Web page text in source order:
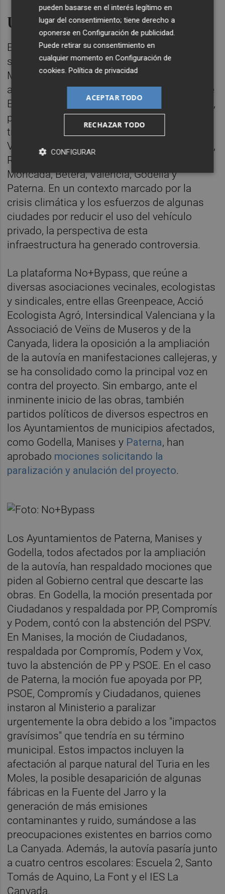
Un bypass polémico
En marzo de 2022, impulsado por Ábalos en
su etapa como ministro de Transportes,
Movilidad y Agenda Urbana (Mitma), se
adjudicó la expansión de la autovía A-7 entre
El Puig y Paterna, un tramo de 11 kilómetros,
por la suma de 144 millones de euros. Este
tramo, conocido como el bypass de
Valencia, atraviesa los municipios de El Puig,
Rafelbunyol, Massamagrell, Museros,
Moncada, Bétera, València, Godella y
Paterna. En un contexto marcado por la
crisis climática y los esfuerzos de algunas
ciudades por reducir el uso del vehículo
privado, la perspectiva de esta
infraestructura ha generado controversia.
La plataforma No+Bypass, que reúne a
diversas asociaciones vecinales, ecologistas
y sindicales, entre ellas Greenpeace, Acció
Ecologista Agró, Intersindical Valenciana y la
Associació de Veïns de Museros y de la
Canyada, lidera la oposición a la ampliación
de la autovía en manifestaciones callejeras, y
se ha consolidado como la principal voz en
contra del proyecto. Sin embargo, ante el
inminente inicio de las obras, también
partidos políticos de diversos espectros en
los Ayuntamientos de municipios afectados,
como Godella, Manises y Paterna, han
aprobado mociones solicitando la
paralización y anulación del proyecto.
Los Ayuntamientos de Paterna, Manises y
Godella, todos afectados por la ampliación
de la autovía, han respaldado mociones que
piden al Gobierno central que descarte las
obras. En Godella, la moción presentada por
Ciudadanos y respaldada por PP, Compromís
y Podem, contó con la abstención del PSPV.
En Manises, la moción de Ciudadanos,
respaldada por Compromís, Podem y Vox,
tuvo la abstención de PP y PSOE. En el caso
de Paterna, la moción fue apoyada por PP,
PSOE, Compromís y Ciudadanos, quienes
instaron al Ministerio a paralizar
urgentemente la obra debido a los "impactos
gravísimos" que tendría en su término
municipal. Estos impactos incluyen la
afectación al parque natural del Turia en les
Moles, la posible desaparición de algunas
fábricas en la Fuente del Jarro y la
generación de más emisiones
contaminantes y ruido, sumándose a las
preocupaciones existentes en barrios como
La Canyada. Además, la autovía pasaría junto
a cuatro centros escolares: Escuela 2, Santo
Tomás de Aquino, La Font y el IES La
Canyada.
pueden basarse en el interés legítimo en
lugar del consentimiento; tiene derecho a
oponerse enConfiguración de publicidad.
Puede retirar su consentimiento en
cualquier momento enConfiguración de
cookies.Política de privacidad
ACEPTAR TODO
RECHAZAR TODO
CONFIGURAR